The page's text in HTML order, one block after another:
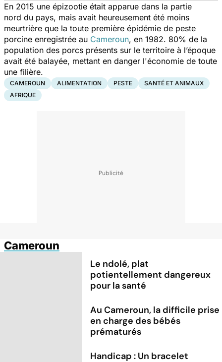
En 2015 une épizootie était apparue dans la partie
nord du pays, mais avait heureusement été moins
meurtrière que la toute première épidémie de peste
porcine enregistrée au Cameroun, en 1982. 80% de la
population des porcs présents sur le territoire à l’époque
avait été balayée, mettant en danger l'économie de toute
une filière.
CAMEROUN ALIMENTATION PESTE
SANTÉ ET ANIMAUX
AFRIQUE
Cameroun
Le ndolé, plat
potientellement dangereux
pour la santé
Au Cameroun, la difficile prise
en charge des bébés
prématurés
Handicap : Un bracelet